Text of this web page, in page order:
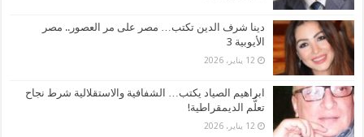
دينا شرف الدين تكتب… مصر على مر العصور.. مصر
الأيوبية 3
12 يناير، 2026
ابراهيم الصياد يكتب… الشفافية والاستقلالية شرط نجاح
تعلُّم الديمقراطية!
12 يناير، 2026